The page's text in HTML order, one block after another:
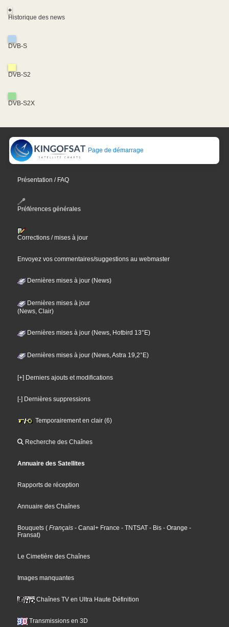
+
Historique des news
DVB-S
DVB-S2
DVB-S2X
Page de démarrage
Présentation / FAQ
Préférences générales
Corrections / mises à jour
Envoyez vos commentaires/suggestions au webmaster
Dernières mises à jour (News)
Dernières mises à jour
(News, Clair)
Dernières mises à jour (News, Hotbird 13°E)
Dernières mises à jour (News, Astra 19,2°E)
[+] Derniers ajouts et modifications
[-] Dernières suppressions
Temporairement en clair (6)
Recherche des Chaînes
Annuaire des Satellites
Rapports de réception
Annuaire des Chaînes
Bouquets ( Français - Canal+ France - TNTSAT - Bis - Orange -
Fransat)
Le Cimetière des Chaînes
Images manquantes
Chaînes TV en Ultra Haute Définition
Transmissions en 3D